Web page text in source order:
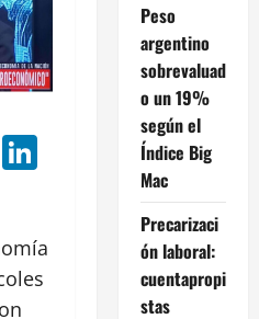
Telegram
LinkedIn
Peso
argentino
sobrevaluad
o un 19%
según el
Índice Big
Mac
Precarizaci
ón laboral:
cuentapropi
stas